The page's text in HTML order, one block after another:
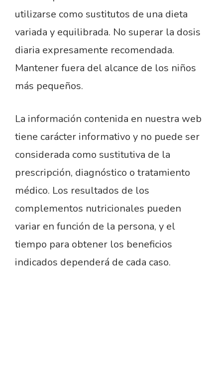
utilizarse como sustitutos de una dieta
variada y equilibrada. No superar la dosis
diaria expresamente recomendada.
Mantener fuera del alcance de los niños
más pequeños.
La información contenida en nuestra web
tiene carácter informativo y no puede ser
considerada como sustitutiva de la
prescripción, diagnóstico o tratamiento
médico. Los resultados de los
complementos nutricionales pueden
variar en función de la persona, y el
tiempo para obtener los beneficios
indicados dependerá de cada caso.